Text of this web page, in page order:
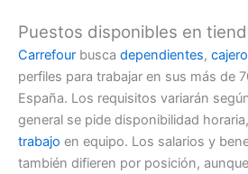
Puestos disponibles en
Carrefour busca dependientes,
perfiles para trabajar en sus más de
España. Los requisitos variarán
general se pide disponibilidad
trabajo en equipo. Los salarios y
también difieren por posición,